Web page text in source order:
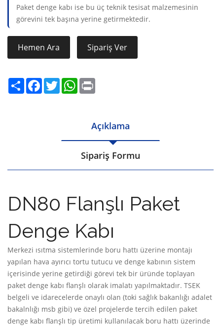
Paket denge kabı ise bu üç teknik tesisat malzemesinin
görevini tek başına yerine getirmektedir.
Hemen Ara Sipariş Ver
Share FacebookTwitterWhatsApp
Açıklama
Sipariş Formu
DN80 Flanşlı Paket
Denge Kabı
Merkezi ısıtma sistemlerinde boru hattı üzerine montajı
yapılan hava ayırıcı tortu tutucu ve denge kabının sistem
içerisinde yerine getirdiği görevi tek bir üründe toplayan
paket denge kabı flanşlı olarak imalatı yapılmaktadır. TSEK
belgeli ve idarecelerde onaylı olan (toki sağlık bakanlığı adalet
bakalnlığı msb gibi) ve özel projelerde tercih edilen paket
denge kabı flanşlı tip üretimi kullanılacak boru hattı üzerinde